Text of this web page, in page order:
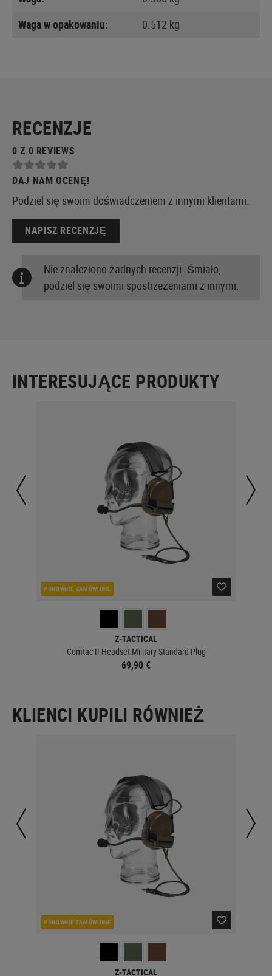
Waga w opakowaniu:
0.512 kg
RECENZJE
0 Z 0 REVIEWS
DAJ NAM OCENĘ!
Podziel się swoim doświadczeniem z innymi klientami.
NAPISZ RECENZJĘ
Nie znaleziono żadnych recenzji. Śmiało,
podziel się swoimi spostrzeżeniami z innymi.
INTERESUJĄCE PRODUKTY
PONOWNIE ZAMÓWIONE
Z-TACTICAL
Comtac II Headset Military Standard Plug
69,90 €
KLIENCI KUPILI RÓWNIEŻ
PONOWNIE ZAMÓWIONE
Z-TACTICAL